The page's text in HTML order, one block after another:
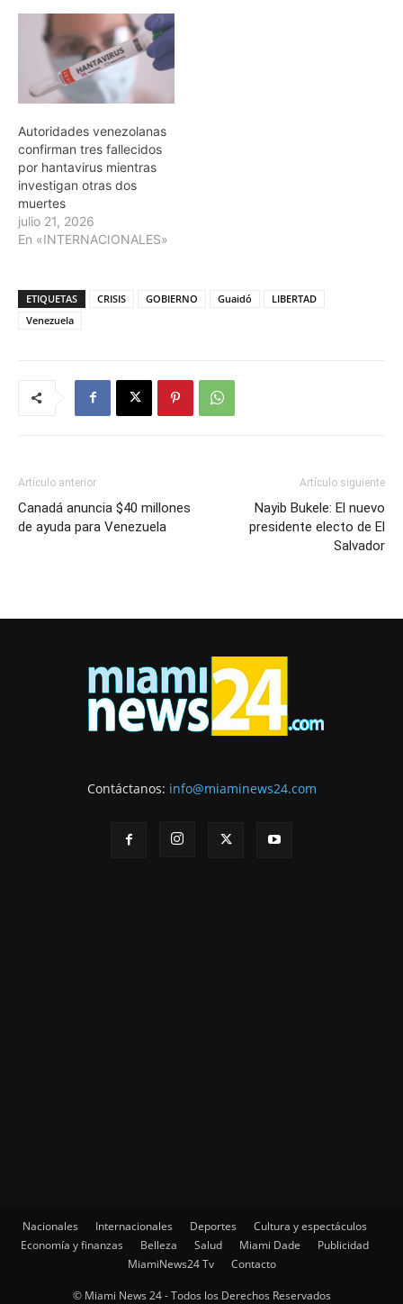
Autoridades venezolanas
confirman tres fallecidos
por hantavirus mientras
investigan otras dos
muertes
julio 21, 2026
En «INTERNACIONALES»
ETIQUETAS CRISIS GOBIERNO Guaidó
LIBERTAD
Venezuela
Artículo anterior
Canadá anuncia $40 millones
de ayuda para Venezuela
Artículo siguiente
Nayib Bukele: El nuevo
presidente electo de El
Salvador
Contáctanos: info@miaminews24.com
Nacionales Internacionales Deportes
Cultura y espectáculos
Economía y finanzas
Belleza Salud Miami Dade
Publicidad
MiamiNews24 Tv
Contacto
© Miami News 24 - Todos los Derechos Reservados